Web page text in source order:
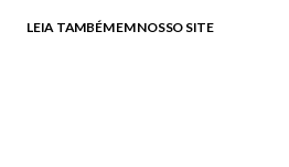
LEIA TAMBÉM EM NOSSO SITE